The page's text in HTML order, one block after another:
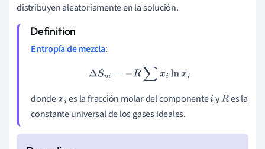
distribuyen aleatoriamente en la solución.
Entropía de mezcla:
ΔSm=−R ∑x lnxi
dondexi es la fracción molar del componentei yR es la
constante universal de los gases ideales.